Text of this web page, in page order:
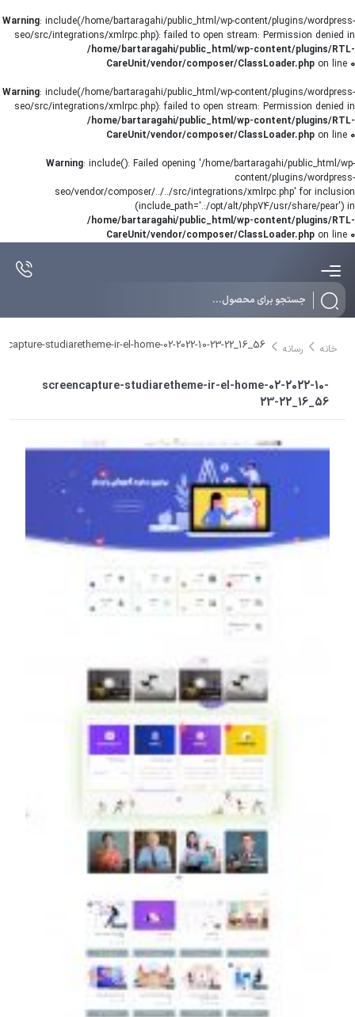
Warning: include(/home/bartaragahi/public_html/wp-content/plugins/wordpress-
seo/src/integrations/xmlrpc.php): failed to open stream: Permission denied in
/home/bartaragahi/public_html/wp-content/plugins/RTL-
CareUnit/vendor/composer/ClassLoader.php on line 0
Warning: include(/home/bartaragahi/public_html/wp-content/plugins/wordpress-
seo/src/integrations/xmlrpc.php): failed to open stream: Permission denied in
/home/bartaragahi/public_html/wp-content/plugins/RTL-
CareUnit/vendor/composer/ClassLoader.php on line 0
Warning: include(): Failed opening '/home/bartaragahi/public_html/wp-
content/plugins/wordpress-
seo/vendor/composer/../../src/integrations/xmlrpc.php' for inclusion
(include_path='.:/opt/alt/php74/usr/share/pear') in
/home/bartaragahi/public_html/wp-content/plugins/RTL-
CareUnit/vendor/composer/ClassLoader.php on line 0
خانه رسانه studiaretheme-ir-el-home-02-2022-10-23-22_16_56
screencapture-studiaretheme-ir-el-home-02-2022-10-
23-22_16_56